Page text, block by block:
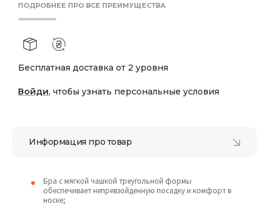
ПОДРОБНЕЕ ПРО ВСЕ ПРЕИМУЩЕСТВА
Бесплатная доставка от 2 уровня
Войди, чтобы узнать персональные условия
Информация про товар
Бра с мягкой чашкой треугольной формы
обеспечивает непревзойденную посадку и комфорт в
носке;